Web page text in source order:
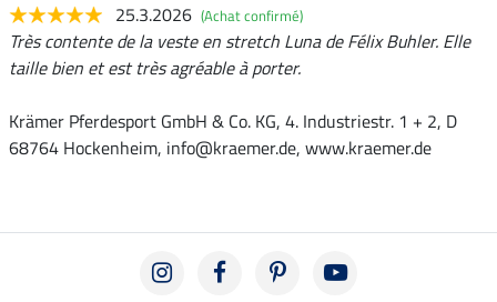
25.3.2026 (Achat confirmé)
Très contente de la veste en stretch Luna de Félix Buhler. Elle
taille bien et est très agréable à porter.
Krämer Pferdesport GmbH & Co. KG, 4. Industriestr. 1 + 2, D
68764 Hockenheim, info@kraemer.de, www.kraemer.de